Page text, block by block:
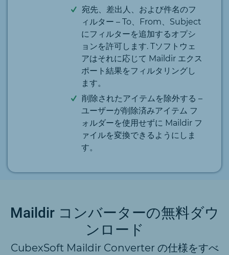
宛先、差出人、および件名のフ
ィルター – To、From、Subject
にフィルターを追加するオプシ
ョンを許可します. Tソフトウェ
アはそれに応じて Maildir エクス
ポート結果をフィルタリングし
ます。
削除されたアイテムを除外する –
ユーザーが削除済みアイテム フ
ォルダーを使用せずに Maildir フ
ァイルを変換できるようにしま
す。
Maildir コンバーターの無料ダウ
ンロード
CubexSoft Maildir Converter の仕様をすべ